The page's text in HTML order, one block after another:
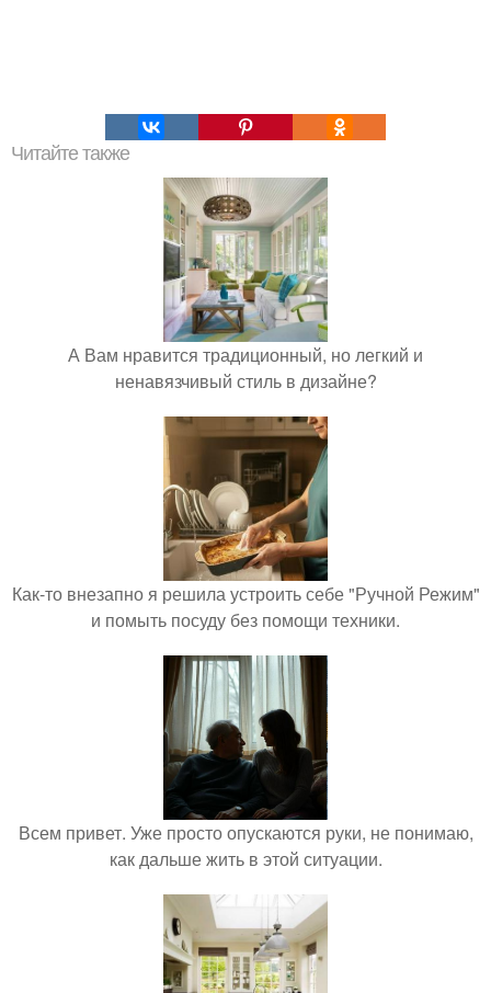
Читайте также
А Вам нравится традиционный, но легкий и
ненавязчивый стиль в дизайне?
Как-то внезапно я решила устроить себе "Ручной Режим"
и помыть посуду без помощи техники.
Всем привет. Уже просто опускаются руки, не понимаю,
как дальше жить в этой ситуации.